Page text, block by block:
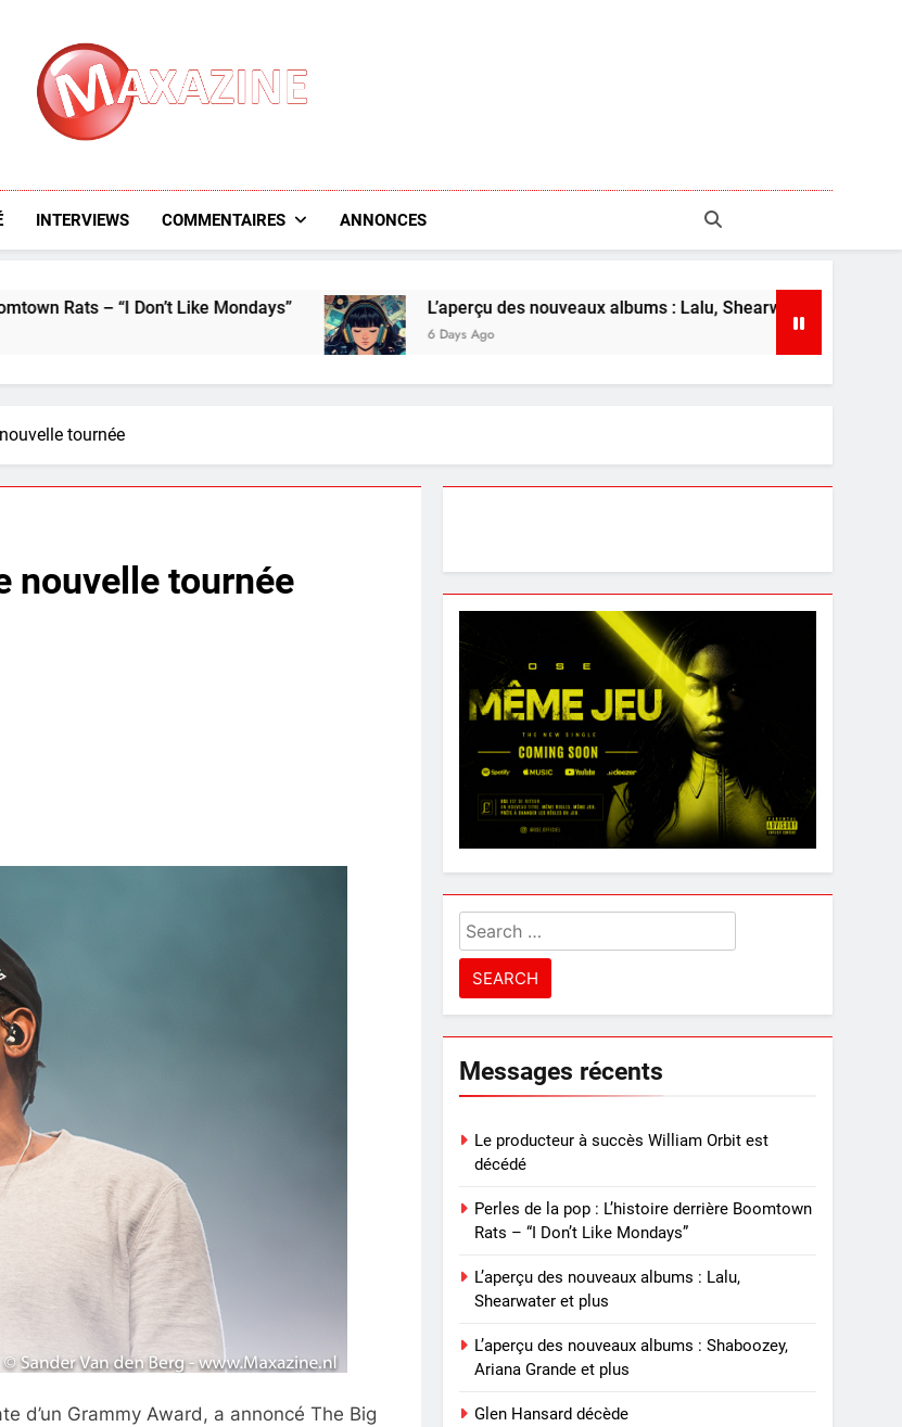
Maxazine.fr
INTERVIEWS COMMENTAIRES ANNONCES
Don’t Like Mondays” L’aperçu des nouveaux albums : Lalu, Shearwater et plus
6 Days Ago
tournée
nouvelle tournée
d’un Grammy Award, a annoncé The Big
Search
for:
Messages récents
Le producteur à succès William Orbit est
décédé
Perles de la pop : L’histoire derrière Boomtown
Rats – “I Don’t Like Mondays”
L’aperçu des nouveaux albums : Lalu,
Shearwater et plus
L’aperçu des nouveaux albums : Shaboozey,
Ariana Grande et plus
Glen Hansard décède